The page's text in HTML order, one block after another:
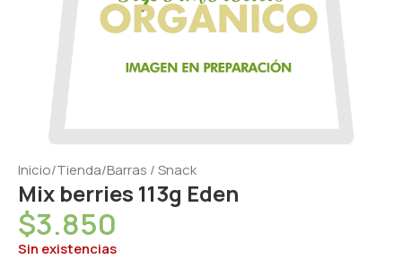
Inicio/Tienda/Barras / Snack
Mix berries 113g Eden
$3.850
Sin existencias